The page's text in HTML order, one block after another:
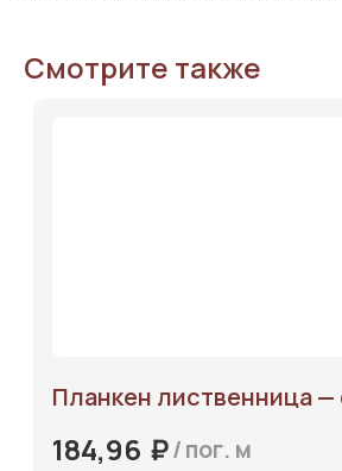
Смотрите также
Планкен лиственница —
184,96 ₽/пог. м